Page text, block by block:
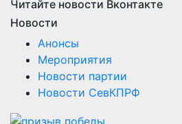
Мероприятия
Новости партии
Новости СевКПРФ
RSS